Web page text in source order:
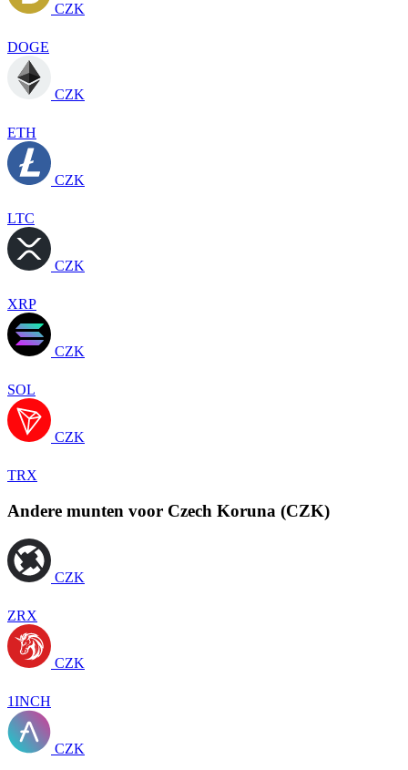
CZK
DOGE
CZK
ETH
CZK
LTC
CZK
XRP
CZK
SOL
CZK
TRX
Andere munten voor Czech Koruna (CZK)
CZK
ZRX
CZK
1INCH
CZK